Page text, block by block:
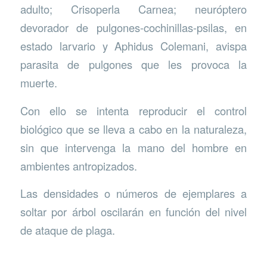
adulto; Crisoperla Carnea; neuróptero
devorador de pulgones-cochinillas-psilas, en
estado larvario y Aphidus Colemani, avispa
parasita de pulgones que les provoca la
muerte.
Con ello se intenta reproducir el control
biológico que se lleva a cabo en la naturaleza,
sin que intervenga la mano del hombre en
ambientes antropizados.
Las densidades o números de ejemplares a
soltar por árbol oscilarán en función del nivel
de ataque de plaga.